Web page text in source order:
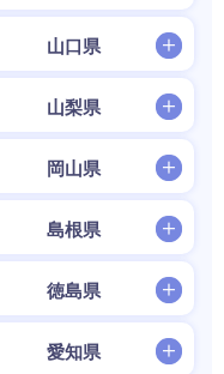
山口県
山梨県
岡山県
島根県
徳島県
愛知県